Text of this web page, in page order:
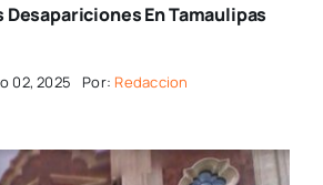
En Tamaulipas
02, 2025 Por: Redaccion